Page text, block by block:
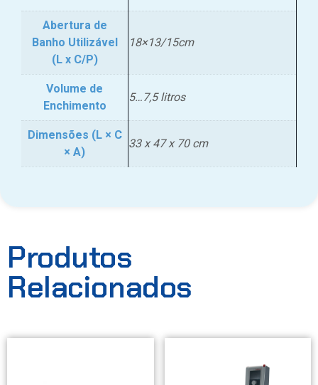
Abertura de
Banho Utilizável
(L x C/P)
18×13/15cm
Volume de
Enchimento
5…7,5 litros
Dimensões (L × C
× A)
33 x 47 x 70 cm
Produtos
Relacionados